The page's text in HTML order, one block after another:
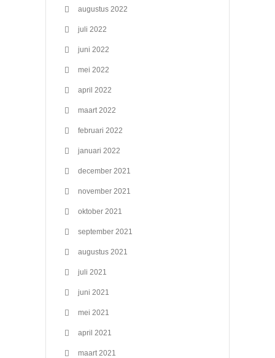
augustus 2022
juli 2022
juni 2022
mei 2022
april 2022
maart 2022
februari 2022
januari 2022
december 2021
november 2021
oktober 2021
september 2021
augustus 2021
juli 2021
juni 2021
mei 2021
april 2021
maart 2021